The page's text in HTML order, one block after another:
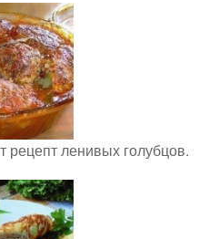
рецепт ленивых голубцов.